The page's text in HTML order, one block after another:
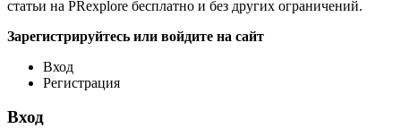
статьи на PRexplore бесплатно и без других ограничений.
Зарегистрируйтесь или войдите на сайт
Вход
Регистрация
Вход